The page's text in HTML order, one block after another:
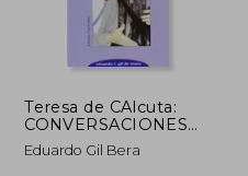
Teresa de CAlcuta:
CONVERSACIONES
CON UNA MUJER
NACIDA PARA AMAR
Eduardo Gil Bera